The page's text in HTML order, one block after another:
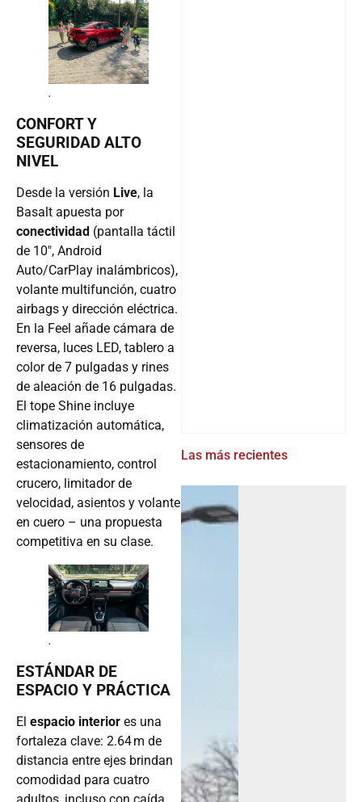
.
CONFORT Y
SEGURIDAD ALTO
NIVEL
Desde la versión Live, la
Basalt apuesta por
conectividad (pantalla táctil
de 10″, Android
Auto/CarPlay inalámbricos),
volante multifunción, cuatro
airbags y dirección eléctrica.
En la Feel añade cámara de
reversa, luces LED, tablero a
color de 7 pulgadas y rines
de aleación de 16 pulgadas.
El tope Shine incluye
climatización automática,
sensores de
estacionamiento, control
crucero, limitador de
velocidad, asientos y volante
en cuero – una propuesta
competitiva en su clase.
.
ESTÁNDAR DE
ESPACIO Y PRÁCTICA
El espacio interior es una
fortaleza clave: 2.64 m de
distancia entre ejes brindan
comodidad para cuatro
Las más recientes